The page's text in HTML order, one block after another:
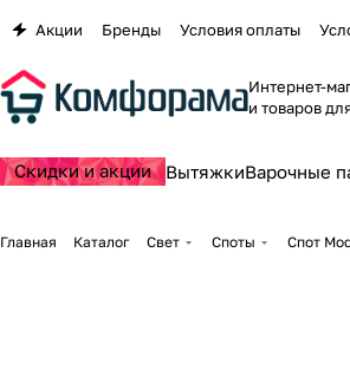
Акции Бренды Условия оплаты
Интернет-
и товаров
Скидки и акции ВытяжкиВарочные
Главная Каталог Свет Споты Спот